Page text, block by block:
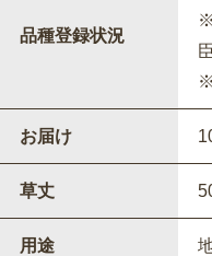
品種登録状況
お届け
草丈
用途